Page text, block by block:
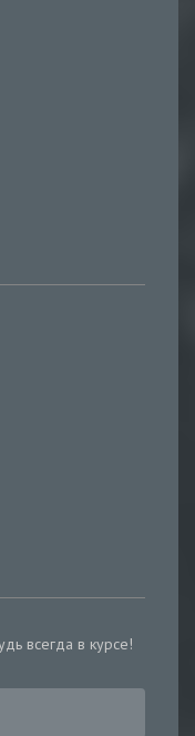
всегда в курсе!